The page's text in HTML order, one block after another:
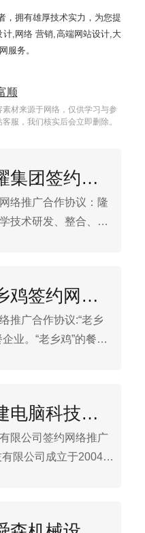
，拥有雄厚技术实力，为您提
,网络 营销,高端网站设计,大
服务。
顺
材来源于网络，仅供学习与参
服，我们核实后会立即删除。
本公司正式与隆耀集团签约网络推广合作协议
络推广合作协议：隆
技术研发、整合、转
堡大学、芝加哥大
行、健康管理等业务
技术，包括干细胞技
技术，组织冻存技术
具有多年经验，力图
本公司正式与老乡鸡签约网络推广合作协议
推广合作协议:“老乡
业。“老乡鸡”的餐厅
都有数以万计的年轻
量就是生命，产品就是
展模式，让“老乡
本公司与上海捷建电脑科技有限公司签约网络推广合作协议
限公司签约网络推广
限公司成立于2004
务经销及企业IT外包